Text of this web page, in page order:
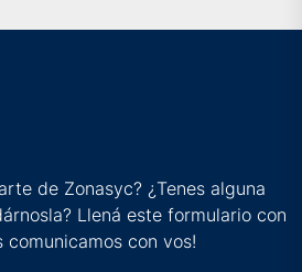
de Zonasyc? ¿Tenes alguna
Llená este formulario con
con vos!